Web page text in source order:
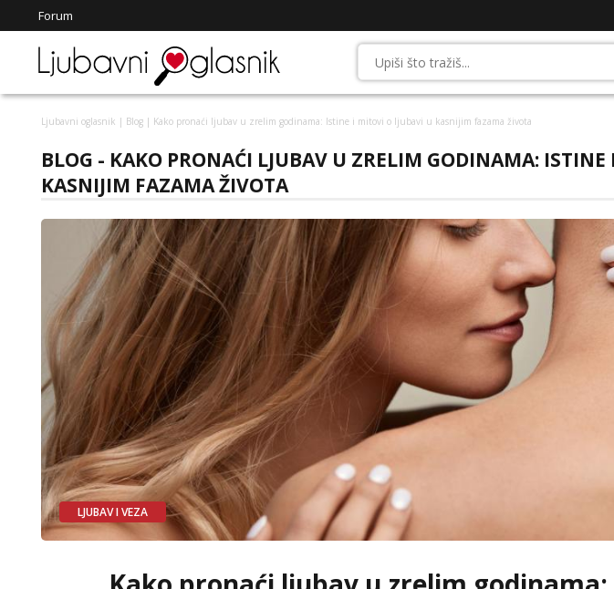
Forum
Ljubavni oglasnik | Blog | Kako pronaći ljubav u zrelim godinama: Istine i mitovi o ljubavi u kasnijim fazama života
BLOG - KAKO PRONAĆI LJUBAV U ZRELIM GODINAMA:
KASNIJIM FAZAMA ŽIVOTA
LJUBAV I VEZA